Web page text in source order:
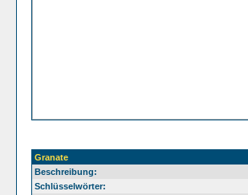
Granate
Beschreibung:
Schlüsselwörter: